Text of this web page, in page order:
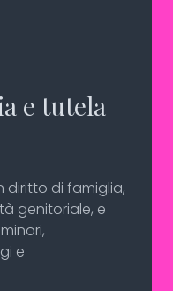
e tutela
diritto di famiglia,
genitoriale, e
e